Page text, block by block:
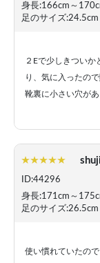
身長:166cm～
足のサイズ:24.5cm
２Eで少しきつい
り、気に入ったの
靴裏に小さい穴が
ID:44296
身長:171cm～
足のサイズ:26.5cm
使い慣れていたの